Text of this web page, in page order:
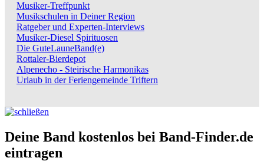
Musiker-Treffpunkt
Musikschulen in Deiner Region
Ratgeber und Experten-Interviews
Musiker-Diesel Spirituosen
Die GuteLauneBand(e)
Rottaler-Bierdepot
Alpenecho - Steirische Harmonikas
Urlaub in der Feriengemeinde Triftern
Deine Band kostenlos bei Band-Finder.de
eintragen